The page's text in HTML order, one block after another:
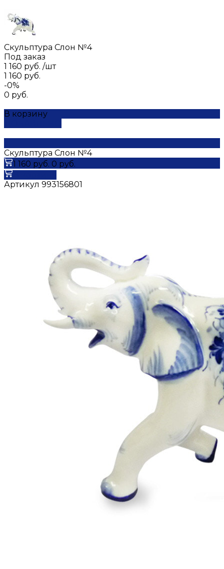
Скульптура Слон №4
Под заказ
1 160 руб. /шт
1 160 руб.
-0%
0 руб.
В корзину
Скульптура Слон №4
1 160 руб. 0 руб.
Артикул 993156801